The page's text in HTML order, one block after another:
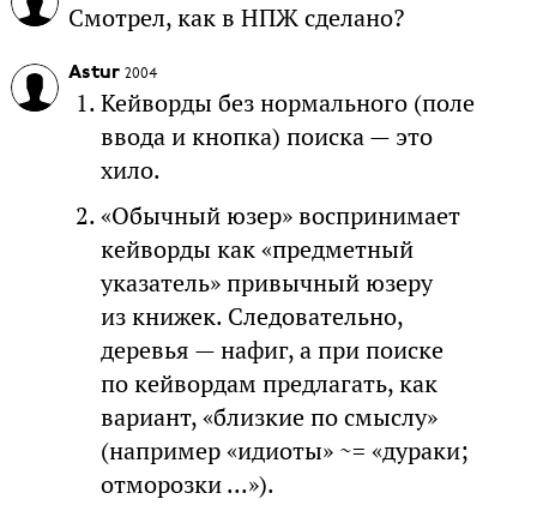
Смотрел, как в НПЖ сделано?
Astur 2004
Кейворды без нормального (поле
ввода и кнопка) поиска — это
хило.
«Обычный юзер» воспринимает
кейворды как «предметный
указатель» привычный юзеру
из книжек. Следовательно,
деревья — нафиг, а при поиске
по кейвордам предлагать, как
вариант, «близкие по смыслу»
(например «идиоты» ~= «дураки;
отморозки ...»).